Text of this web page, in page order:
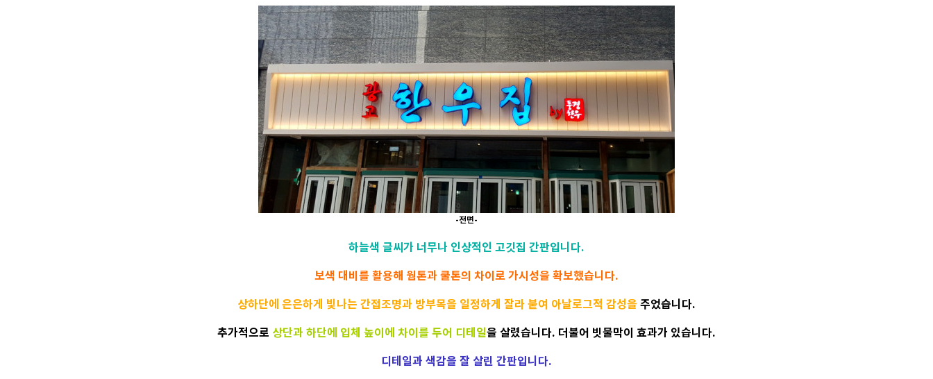
-전면-
하늘색 글씨가 너무나 인상적인 고깃집 간판입니다.
보색 대비를 활용해 웜톤과 쿨톤의 차이로 가시성을 확보했습니다.
상하단에 은은하게 빛나는 간접조명과 방부목을 일정하게 잘라 붙여 아날로그적 감성을 주었습니다.
추가적으로 상단과 하단에 입체 높이에 차이를 두어 디테일을 살렸습니다. 더불어 빗물막이 효과가 있습니다.
디테일과 색감을 잘 살린 간판입니다.